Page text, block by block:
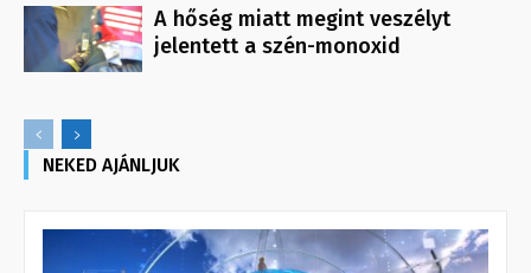
A hőség miatt megint veszélyt
jelentett a szén-monoxid
NEKED AJÁNLJUK